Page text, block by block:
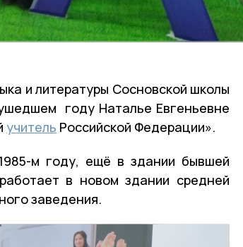
и литературы Сосновской школы
году Наталье Евгеньевне
учитель Российской Федерации».
м году, ещё в здании бывшей
в новом здании средней
заведения.